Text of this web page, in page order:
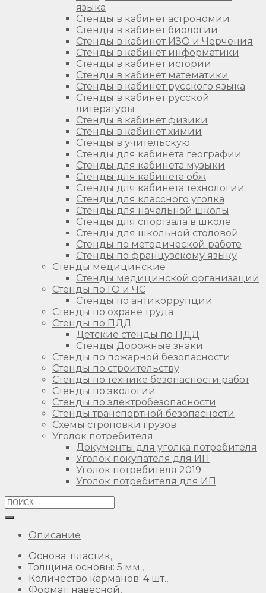
языка
Стенды в кабинет астрономии
Стенды в кабинет биологии
Стенды в кабинет ИЗО и Черчения
Стенды в кабинет информатики
Стенды в кабинет истории
Стенды в кабинет математики
Стенды в кабинет русского языка
Стенды в кабинет русской
литературы
Стенды в кабинет физики
Стенды в кабинет химии
Стенды в учительскую
Стенды для кабинета географии
Стенды для кабинета музыки
Стенды для кабинета обж
Стенды для кабинета технологии
Стенды для классного уголка
Стенды для начальной школы
Стенды для спортзала в школе
Стенды для школьной столовой
Стенды по методической работе
Стенды по французскому языку
Стенды медицинские
Стенды медицинской организации
Стенды по ГО и ЧС
Стенды по антикоррупции
Стенды по охране труда
Стенды по ПДД
Детские стенды по ПДД
Стенды Дорожные знаки
Стенды по пожарной безопасности
Стенды по строительству
Стенды по технике безопасности работ
Стенды по экологии
Стенды по электробезопасности
Стенды транспортной безопасности
Схемы строповки грузов
Уголок потребителя
Документы для уголка потребителя
Уголок покупателя для ИП
Уголок потребителя 2019
Уголок потребителя для ИП
Описание
Основа: пластик,
Толщина основы: 5 мм.,
Количество карманов: 4 шт.,
Формат: навесной,